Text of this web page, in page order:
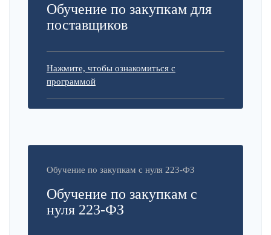
Обучение по закупкам для
поставщиков
Нажмите, чтобы ознакомиться с
программой
Обучение по закупкам с нуля 223-ФЗ
Обучение по закупкам с
нуля 223-ФЗ